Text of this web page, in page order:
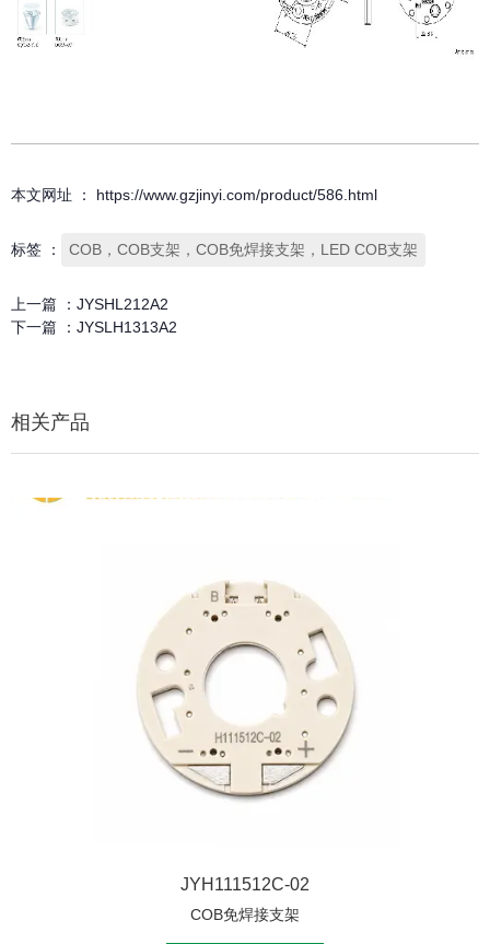
本文网址 ： https://www.gzjinyi.com/product/586.html
标签 ： COB，COB支架，COB免焊接支架，LED COB支架
上一篇 ： JYSHL212A2
下一篇 ： JYSLH1313A2
相关产品
JYH111512C-02
COB免焊接支架